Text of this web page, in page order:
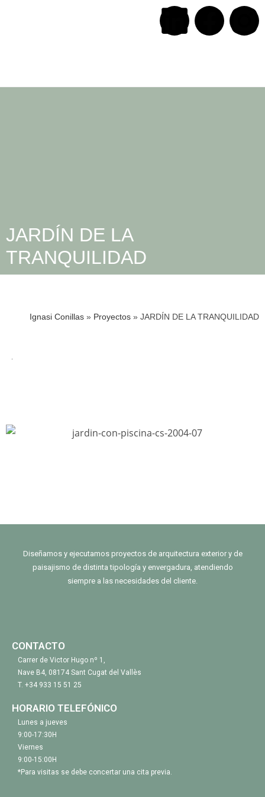
JARDÍN DE LA
TRANQUILIDAD
Ignasi Conillas » Proyectos » JARDÍN DE LA TRANQUILIDAD
Diseñamos y ejecutamos proyectos de arquitectura exterior y de
paisajismo de distinta tipología y envergadura, atendiendo
siempre a las necesidades del cliente.
CONTACTO
Carrer de Victor Hugo nº 1,
Nave B4, 08174 Sant Cugat del Vallès
T. +34 933 15 51 25
HORARIO TELEFÓNICO
Lunes a jueves
9:00-17:30H
Viernes
9:00-15:00H
*Para visitas se debe concertar una cita previa.